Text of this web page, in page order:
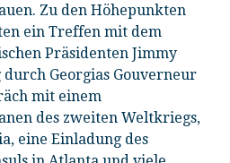
Zu den Höhepunkten
ein Treffen mit dem
Präsidenten Jimmy
Georgias Gouverneur
mit einem
des zweiten Weltkriegs,
eine Einladung des